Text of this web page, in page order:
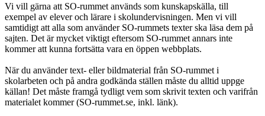
Vi vill gärna att SO-rummet används som kunskapskälla, till
exempel av elever och lärare i skolundervisningen. Men vi vill
samtidigt att alla som använder SO-rummets texter ska läsa dem på
sajten. Det är mycket viktigt eftersom SO-rummet annars inte
kommer att kunna fortsätta vara en öppen webbplats.
När du använder text- eller bildmaterial från SO-rummet i
skolarbeten och på andra godkända ställen måste du alltid uppge
källan! Det måste framgå tydligt vem som skrivit texten och varifrån
materialet kommer (SO-rummet.se, inkl. länk).